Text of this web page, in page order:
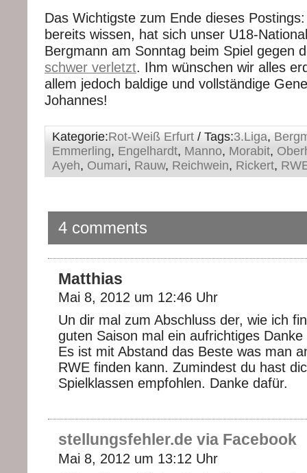
Das Wichtigste zum Ende dieses
bereits wissen, hat sich unser U18-
Bergmann am Sonntag beim Spiel gegen
schwer verletzt. Ihm wünschen wir alles
allem jedoch baldige und vollständige
Johannes!
Kategorie:Rot-Weiß Erfurt / Tags:3.Liga,
Emmerling, Engelhardt, Manno, Morabit,
Ayeh, Oumari, Rauw, Reichwein, Rickert,
4 comments
Matthias
Mai 8, 2012 um 12:46 Uhr
Un dir mal zum Abschluss der, wie ich
guten Saison mal ein aufrichtiges
Es ist mit Abstand das Beste was man
RWE finden kann. Zumindest du hast
Spielklassen empfohlen. Danke dafür.
stellungsfehler.de via Facebook
Mai 8, 2012 um 13:12 Uhr